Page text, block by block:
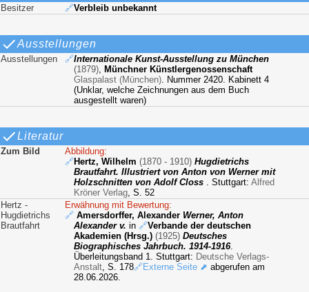
Besitzer 🔗Verbleib unbekannt
Ausstellungen
Ausstellungen 🔗Internationale Kunst-Ausstellung zu München
(1879), Münchner Künstlergenossenschaft
Glaspalast (München). Nummer 2420. Kabinett 4
(Unklar, welche Zeichnungen aus dem Buch
ausgestellt waren)
Literatur
Zum Bild
Abbildung:
🔗Hertz, Wilhelm (1870 - 1910) Hugdietrichs
Brautfahrt. Illustriert von Anton von Werner mit
Holzschnitten von Adolf Closs . Stuttgart:Alfred
Kröner Verlag, S. 52
Hertz -
Hugdietrichs
Brautfahrt
Erwähnung mit Bewertung:
🔗 Amersdorffer, Alexander Werner, Anton
Alexander v.in🔗Verbande der deutschen
Akademien (Hrsg.) (1925) Deutsches
Biographisches Jahrbuch. 1914-1916.
Überleitungsband 1. Stuttgart: Deutsche Verlags-
Anstalt, S. 178🔗Externe Seite ⬈ abgerufen am
28.06.2026.